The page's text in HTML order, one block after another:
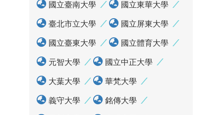
國立臺南大學 國立東華大學
臺北市立大學 國立屏東大學
國立臺東大學 國立體育大學
元智大學 國立中正大學
大葉大學 華梵大學
義守大學 銘傳大學